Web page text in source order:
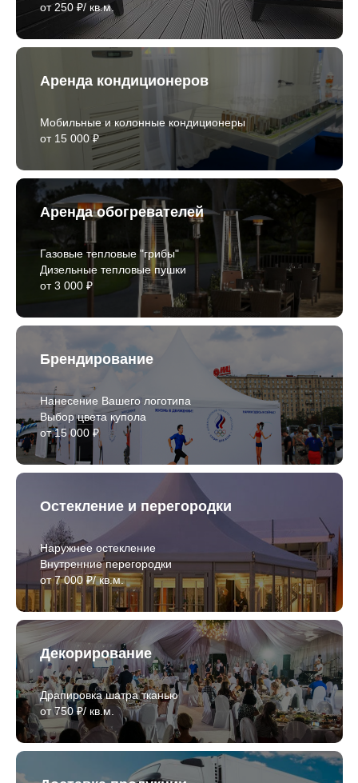
от 250 ₽/ кв.м.
Аренда кондиционеров
Мобильные и колонные кондиционеры
от 15 000 ₽
Аренда обогревателей
Газовые тепловые "грибы"
Дизельные тепловые пушки
от 3 000 ₽
Брендирование
Нанесение Вашего логотипа
Выбор цвета купола
от 15 000 ₽
Остекление и перегородки
Наружнее остекление
Внутренние перегородки
от 7 000 ₽/ кв.м.
Декорирование
Драпировка шатра тканью
от 750 ₽/ кв.м.